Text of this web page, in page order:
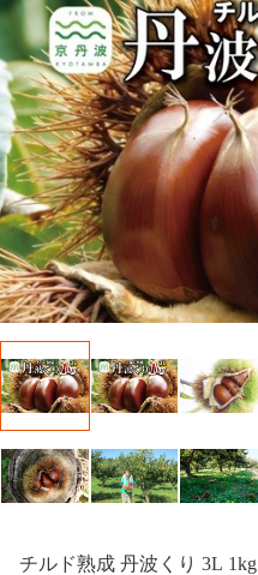
チルド熟成 丹波くり 3L